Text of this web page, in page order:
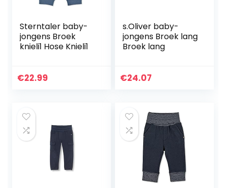
Sterntaler baby-
jongens Broek
knieli1 Hose Knieli1
€22.99
s.Oliver baby-
jongens Broek lang
Broek lang
€24.07